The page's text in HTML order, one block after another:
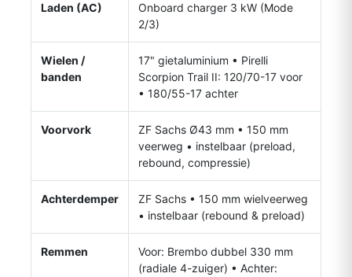
Laden (AC)
Onboard charger 3 kW (Mode
2/3)
Wielen /
banden
17" gietaluminium • Pirelli
Scorpion Trail II: 120/70-17 voor
• 180/55-17 achter
Voorvork
ZF Sachs Ø43 mm • 150 mm
veerweg • instelbaar (preload,
rebound, compressie)
Achterdemper
ZF Sachs • 150 mm wielveerweg
• instelbaar (rebound & preload)
Remmen
Voor: Brembo dubbel 330 mm
(radiale 4-zuiger) • Achter: